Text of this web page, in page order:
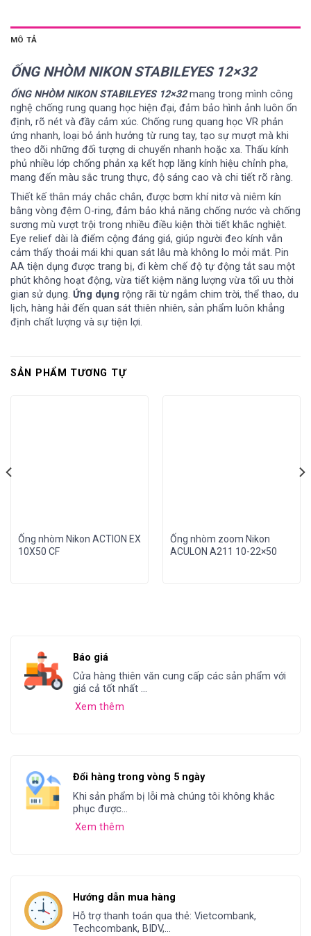
MÔ TẢ
ỐNG NHÒM NIKON STABILEYES 12×32
ỐNG NHÒM NIKON STABILEYES 12×32mang trong mình công
nghệ chống rung quang học hiện đại, đảm bảo hình ảnh luôn ổn
định, rõ nét và đầy cảm xúc. Chống rung quang học VR phản
ứng nhanh, loại bỏ ảnh hưởng từ rung tay, tạo sự mượt mà khi
theo dõi những đối tượng di chuyển nhanh hoặc xa. Thấu kính
phủ nhiều lớp chống phản xạ kết hợp lăng kính hiệu chỉnh pha,
mang đến màu sắc trung thực, độ sáng cao và chi tiết rõ ràng.
Thiết kế thân máy chắc chắn, được bơm khí nitơ và niêm kín
bằng vòng đệm O-ring, đảm bảo khả năng chống nước và chống
sương mù vượt trội trong nhiều điều kiện thời tiết khắc nghiệt.
Eye relief dài là điểm cộng đáng giá, giúp người đeo kính vẫn
cảm thấy thoải mái khi quan sát lâu mà không lo mỏi mắt. Pin
AA tiện dụng được trang bị, đi kèm chế độ tự động tắt sau một
phút không hoạt động, vừa tiết kiệm năng lượng vừa tối ưu thời
gian sử dụng. Ứng dụng rộng rãi từ ngắm chim trời, thể thao, du
lịch, hàng hải đến quan sát thiên nhiên, sản phẩm luôn khẳng
định chất lượng và sự tiện lợi.
SẢN PHẨM TƯƠNG TỰ
Ống nhòm Nikon ACTION EX
10X50 CF
Ống nhòm zoom Nikon
ACULON A211 10-22×50
Báo giá
Cửa hàng thiên văn cung cấp các sản phẩm với
giá cả tốt nhất ...
Xem thêm
Đổi hàng trong vòng 5 ngày
Khi sản phẩm bị lỗi mà chúng tôi không khắc
phục được...
Xem thêm
Hướng dẫn mua hàng
Hỗ trợ thanh toán qua thẻ: Vietcombank,
Techcombank, BIDV,...